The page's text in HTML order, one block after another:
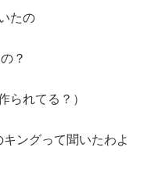
たの
？
られてる？）
ングって聞いたわよ